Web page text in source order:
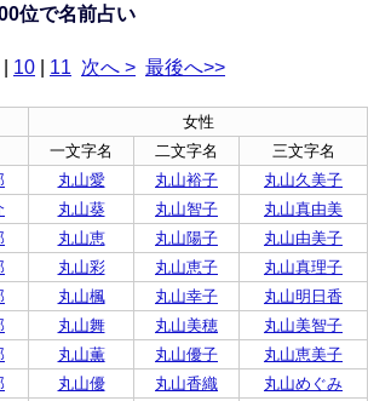
位で名前占い
10 11 次へ > 最後へ>>
女性
一文字名 二文字名
三文字名
丸山愛 丸山裕子
丸山久美子
丸山葵 丸山智子
丸山真由美
丸山恵 丸山陽子
丸山由美子
丸山彩 丸山恵子
丸山真理子
丸山楓 丸山幸子
丸山明日香
丸山舞 丸山美穂
丸山美智子
丸山薫 丸山優子
丸山恵美子
丸山優 丸山香織
丸山めぐみ